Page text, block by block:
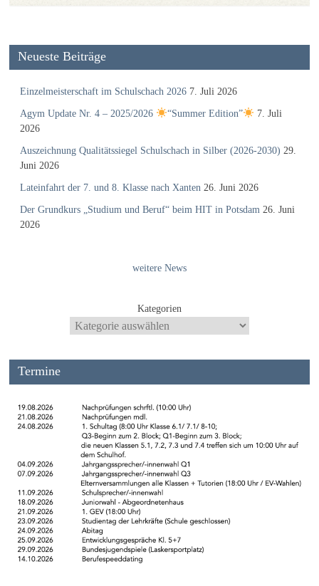
Neueste Beiträge
Einzelmeisterschaft im Schulschach 2026 7. Juli 2026
Agym Update Nr. 4 – 2025/2026 “Summer Edition”
7. Juli
2026
Auszeichnung Qualitätssiegel Schulschach in Silber (2026-2030) 29.
Juni 2026
Lateinfahrt der 7. und 8. Klasse nach Xanten 26. Juni 2026
Der Grundkurs „Studium und Beruf“ beim HIT in Potsdam 26. Juni
2026
weitere News
Kategorien
Termine